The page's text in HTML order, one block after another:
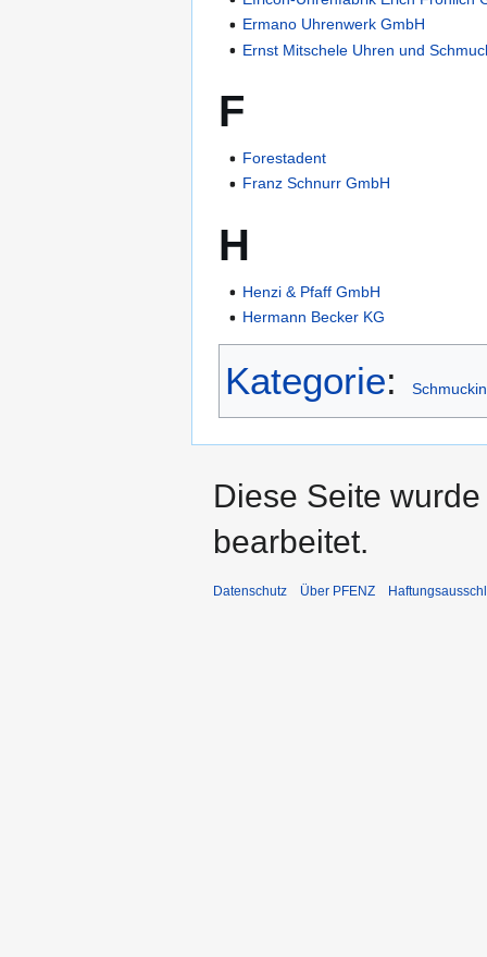
Ermano Uhrenwerk GmbH
Ernst Mitschele Uhren und
F
Forestadent
Franz Schnurr GmbH
H
Henzi & Pfaff GmbH
Hermann Becker KG
Kategorie:
Diese Seite
bearbeitet.
Datenschutz Über PFENZ